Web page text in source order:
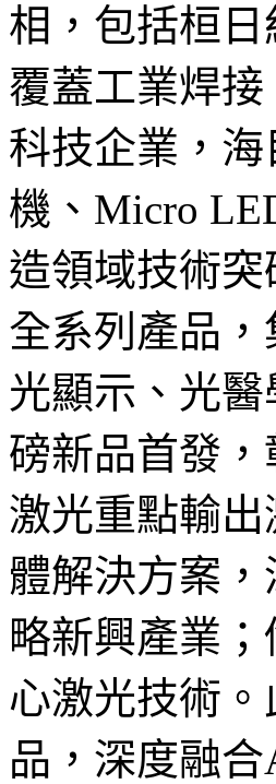
相，包括桓
覆蓋工業焊
科技企業，
機、Micro
造領域技術
全系列產品
光顯示、光
磅新品首發
激光重點輸
體解決方案
略新興產業
心激光技術
品，深度融